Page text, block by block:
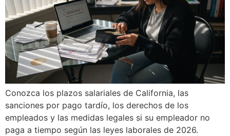
Conozca los plazos salariales de California, las
sanciones por pago tardío, los derechos de los
empleados y las medidas legales si su empleador no
paga a tiempo según las leyes laborales de 2026.